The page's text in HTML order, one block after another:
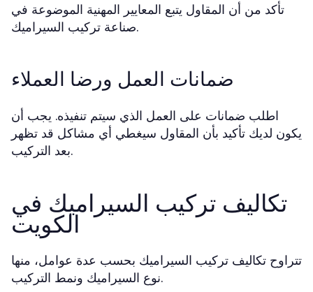
تأكد من أن المقاول يتبع المعايير المهنية الموضوعة في
صناعة تركيب السيراميك.
ضمانات العمل ورضا العملاء
اطلب ضمانات على العمل الذي سيتم تنفيذه. يجب أن
يكون لديك تأكيد بأن المقاول سيغطي أي مشاكل قد تظهر
بعد التركيب.
تكاليف تركيب السيراميك في
الكويت
تتراوح تكاليف تركيب السيراميك بحسب عدة عوامل، منها
نوع السيراميك ونمط التركيب.